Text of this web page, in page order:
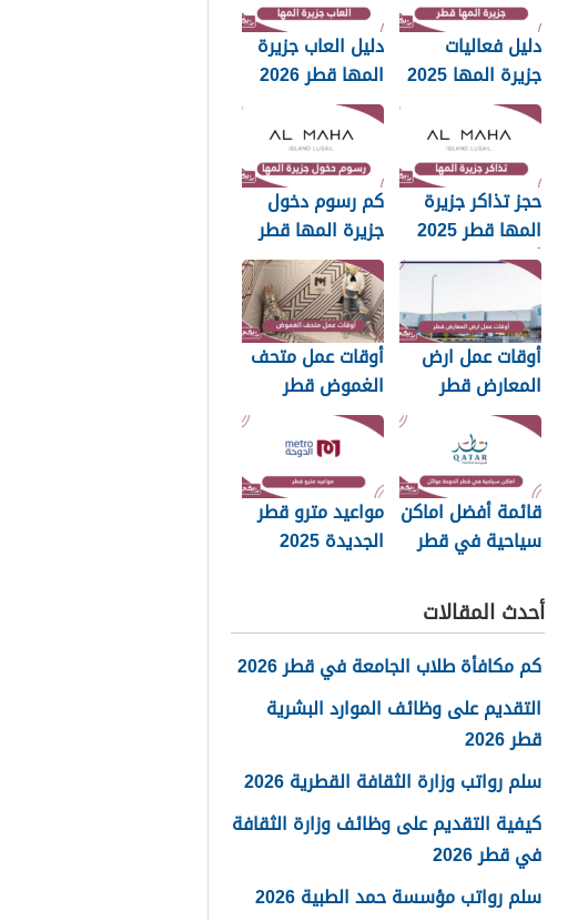
دليل فعاليات
جزيرة المها 2025
دليل العاب جزيرة
المها قطر 2026
حجز تذاكر جزيرة
المها قطر 2025
أون لاين
كم رسوم دخول
جزيرة المها قطر
2025
أوقات عمل ارض
المعارض قطر
2025
أوقات عمل متحف
الغموض قطر
2025
قائمة أفضل اماكن
سياحية في قطر
مواعيد مترو قطر
الجديدة 2025
أحدث المقالات
كم مكافأة طلاب الجامعة في قطر 2026
التقديم على وظائف الموارد البشرية
قطر 2026
سلم رواتب وزارة الثقافة القطرية 2026
كيفية التقديم على وظائف وزارة الثقافة
في قطر 2026
سلم رواتب مؤسسة حمد الطبية 2026